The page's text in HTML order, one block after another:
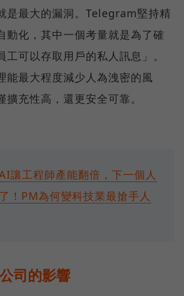
是最大的漏洞。Telegram堅持精
動化，其中一個考量就是為了確
工可以存取用戶的私人訊息」。
能最大程度減少人為洩密的風
擴充性高，還更安全可靠。
讓工程師產能翻倍，下一個人
！PM為何變科技業最搶手人
司的影響